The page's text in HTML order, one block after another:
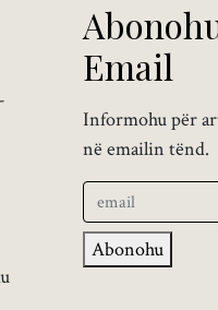
Email
Informohu për
në emailin tënd.
Abonohu